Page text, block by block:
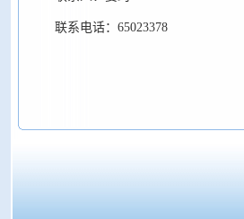
联系电话：65023378